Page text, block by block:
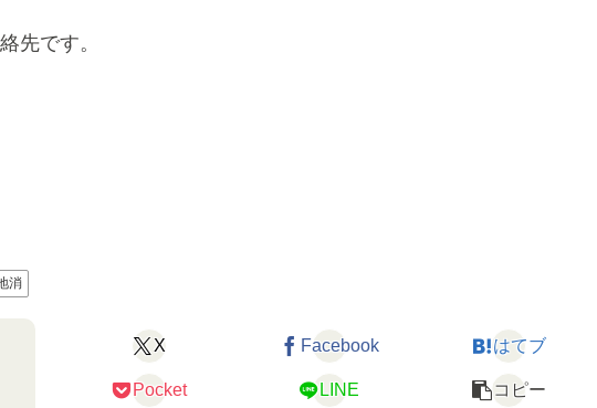
先です。
消
X Facebook はてブ
Pocket LINE コピー